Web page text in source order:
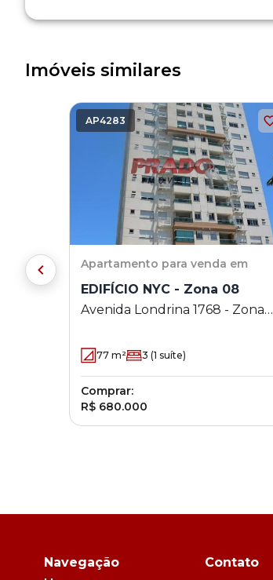
Imóveis similares
AP4283
Apartamento para venda em
EDIFÍCIO NYC - Zona 08
Avenida Londrina 1768 - Zona
77 m² 3 (1 suíte)
Comprar:
R$ 680.000
Navegação
Contato